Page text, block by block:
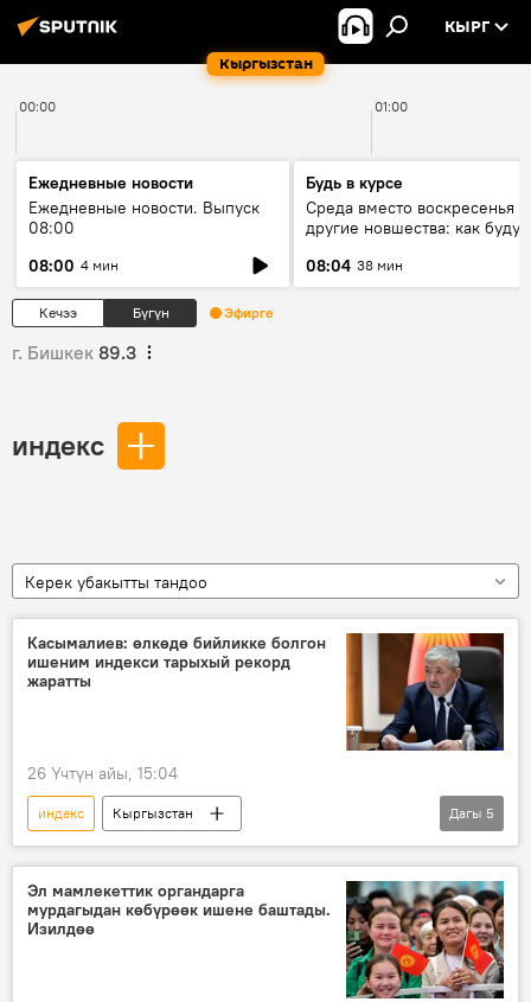
Кыргызстан
КЫРГ
00:00 01:00
Ежедневные новости
Ежедневные новости. Выпуск
08:00
08:00 4 мин
Будь в курсе
Среда вместо воскресенья и
другие новшества: как будут
08:04 38 мин
Кечээ Бүгүн Эфирге
г. Бишкек 89.3
индекс
Керек убакытты тандоо
Касымалиев: өлкөдө бийликке болгон
ишеним индекси тарыхый рекорд
жаратты
26 Үчтүн айы, 15:04
индекс
Кыргызстан
Министрлер кабинети
Адылбек Касымалиев
статистика
көрсөткүч
Дагы 5
Эл мамлекеттик органдарга
мурдагыдан көбүрөөк ишене баштады.
Изилдөө